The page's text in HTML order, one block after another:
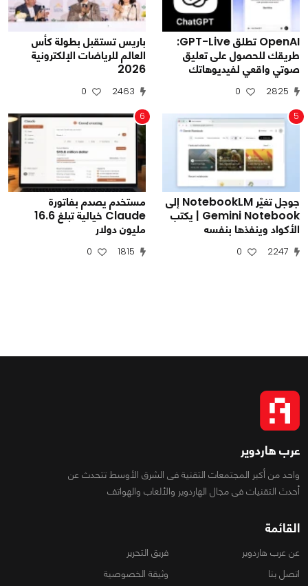
OpenAI تطلق GPT-Live:
طريقك للحصول على تعليق
صوتي واقعي لفيديوهاتك
2825
0
باريس تستقبل بطولة كأس
العالم للرياضات الإلكترونية
2026
2463
0
5
جوجل تغيّر NotebookLM إلى
Gemini Notebook | يكتب
الأكواد وينفذها بنفسه
2247
0
6
مستخدم يصدم بفاتورة
Claude خيالية تبلغ 16.6
مليون دولار
1815
0
عرب هاردوير
واحد من أكبر المجتمعات التقنية فى الشرق الأوسط تتحدث عن
أحدث التقنيات فى مجال الهاردوير والألعاب والهواتف
القائمة
عن عرب هاردوير
فريق التحرير
اتصل بنا
وثيقة الخصوصية